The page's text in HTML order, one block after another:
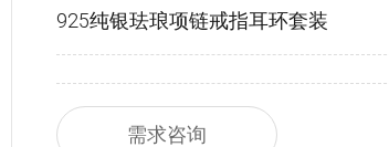
925纯银珐琅项链戒指耳环套装
需求咨询